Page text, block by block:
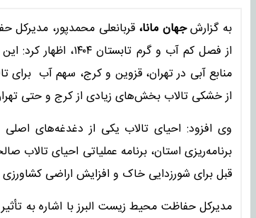
به گزارشجهان مانا، قربانعلی محمدپور،
از فصل کم آب و گرم
از خشکی تالاب بخش‌های زیادی از کرج و حتی
وی افزود: احیای تالاب یکی از دغدغه‌های
قبل برای شورزدایی خاک و افزایش اراضی
مدیرکل حفاظت محیط زیست البرز با اشاره به